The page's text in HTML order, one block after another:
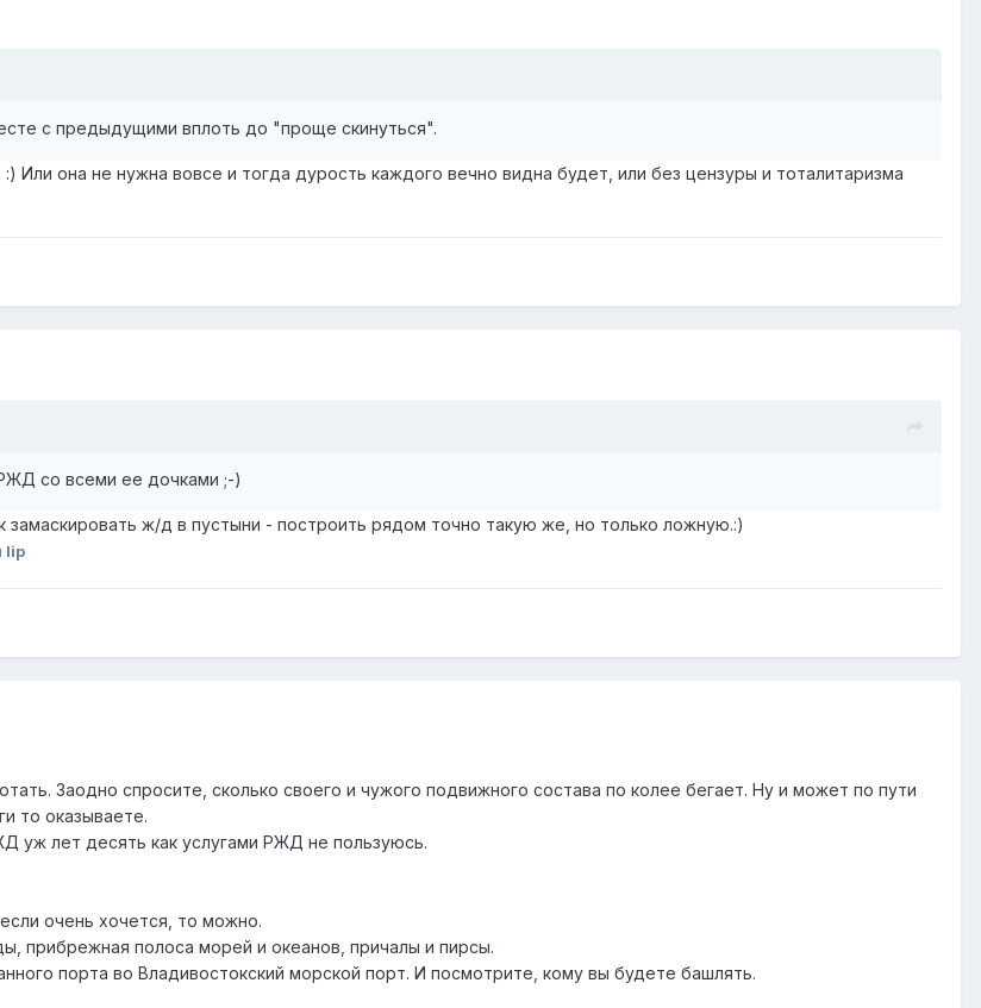
с предыдущими вплоть до "проще скинуться".
Или она не нужна вовсе и тогда дурость каждого вечно видна будет, или без цензуры и тоталитаризма
со всеми ее дочками ;-)
ж/д в пустыни - построить рядом точно такую же, но только ложную.:)
lip
Заодно спросите, сколько своего и чужого подвижного состава по колее бегает. Ну и может по пути
то оказываете.
уж лет десять как услугами РЖД не пользуюсь.
очень хочется, то можно.
прибрежная полоса морей и океанов, причалы и пирсы.
порта во Владивостокский морской порт. И посмотрите, кому вы будете башлять.